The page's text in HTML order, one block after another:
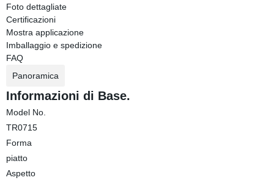
Foto dettagliate
Certificazioni
Mostra applicazione
Imballaggio e spedizione
FAQ
Panoramica
Informazioni di Base.
Model No.
TR0715
Forma
piatto
Aspetto